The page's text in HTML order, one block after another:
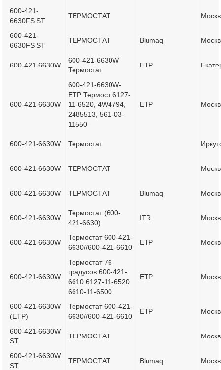
600-421-
6630FS ST
ТЕРМОСТАТ
600-421-
6630FS ST
ТЕРМОСТАТ Blumaq
600-421-6630W
600-421-6630W
Термостат
ETP
600-421-6630W
600-421-6630W-
ETP Термост 6127-
11-6520, 4W4794,
2485513, 561-03-
11550
ETP
600-421-6630W Термостат
600-421-6630W ТЕРМОСТАТ
600-421-6630W ТЕРМОСТАТ Blumaq
600-421-6630W
Термостат (600-
421-6630)
ITR
600-421-6630W
Термостат 600-421-
6630//600-421-6610
ETP
600-421-6630W
Термостат 76
градусов 600-421-
6610 6127-11-6520
6610-11-6500
ETP
600-421-6630W
(ETP)
Термостат 600-421-
6630//600-421-6610
ETP
600-421-6630W
ST
ТЕРМОСТАТ
600-421-6630W
ST
ТЕРМОСТАТ Blumaq